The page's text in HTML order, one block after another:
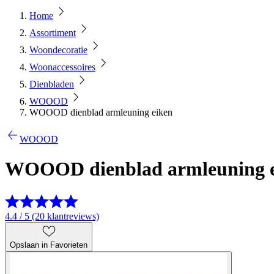
Home
Assortiment
Woondecoratie
Woonaccessoires
Dienbladen
WOOOD
WOOOD dienblad armleuning eiken
WOOOD
WOOOD dienblad armleuning
4.4 / 5 (20 klantreviews)
Opslaan in Favorieten